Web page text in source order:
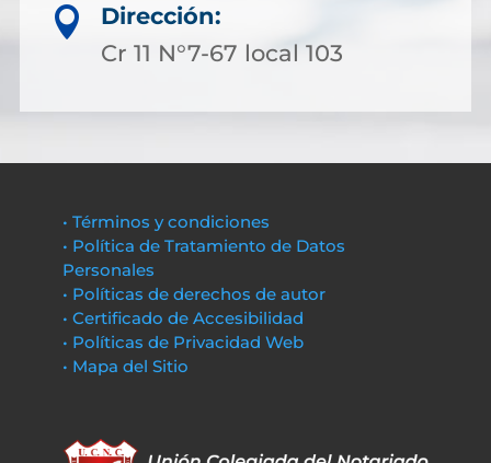

Dirección:
Cr 11 N°7-67 local 103
• Términos y condiciones
• Política de Tratamiento de Datos
Personales
• Políticas de derechos de autor
• Certificado de Accesibilidad
• Políticas de Privacidad Web
• Mapa del Sitio